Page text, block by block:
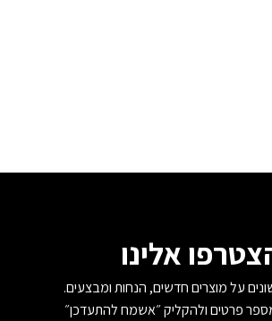
אלינו
על מוצרים חדשים, הנחות ומבצעים.
פרטים ולהקליק ״אשמח להתעדכן״